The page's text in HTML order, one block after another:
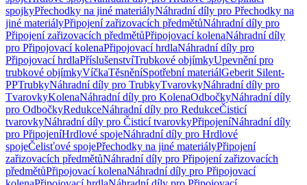
spojkyPřechodky na jiné materiályNáhradní díly pro Přechodky na
jiné materiályPřipojení zařizovacích předmětůNáhradní díly pro
Připojení zařizovacích předmětůPřipojovací kolenaNáhradní díly
pro Připojovací kolenaPřipojovací hrdlaNáhradní díly pro
Připojovací hrdlaPříslušenstvíTrubkové objímkyUpevnění pro
trubkové objímkyVíčkaTěsněníSpotřební materiálGeberit Silent-
PPTrubkyNáhradní díly pro TrubkyTvarovkyNáhradní díly pro
TvarovkyKolenaNáhradní díly pro KolenaOdbočkyNáhradní díly
pro OdbočkyRedukceNáhradní díly pro RedukceČisticí
tvarovkyNáhradní díly pro Čisticí tvarovkyPřipojeníNáhradní díly
pro PřipojeníHrdlové spojeNáhradní díly pro Hrdlové
spojeČelisťové spojePřechodky na jiné materiályPřipojení
zařizovacích předmětůNáhradní díly pro Připojení zařizovacích
předmětůPřipojovací kolenaNáhradní díly pro Připojovací